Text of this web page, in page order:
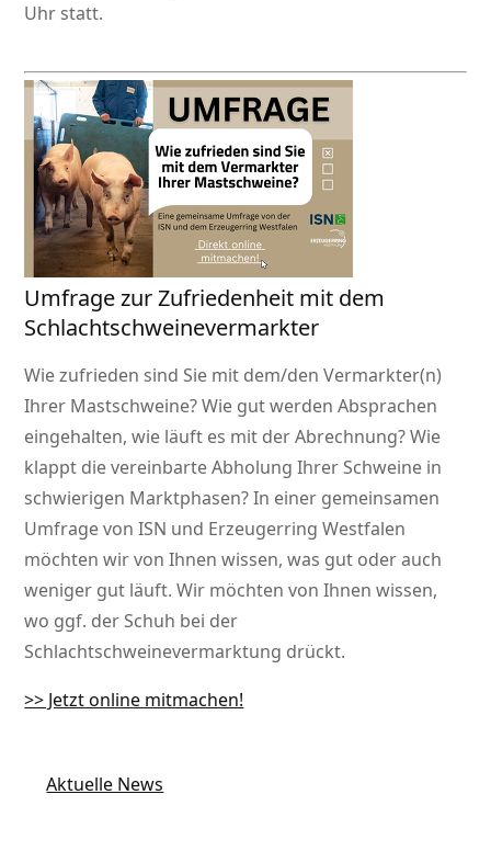
Uhr statt.
Umfrage zur Zufriedenheit mit dem
Schlachtschweinevermarkter
Wie zufrieden sind Sie mit dem/den Vermarkter(n)
Ihrer Mastschweine? Wie gut werden Absprachen
eingehalten, wie läuft es mit der Abrechnung? Wie
klappt die vereinbarte Abholung Ihrer Schweine in
schwierigen Marktphasen? In einer gemeinsamen
Umfrage von ISN und Erzeugerring Westfalen
möchten wir von Ihnen wissen, was gut oder auch
weniger gut läuft. Wir möchten von Ihnen wissen,
wo ggf. der Schuh bei der
Schlachtschweinevermarktung drückt.
>> Jetzt online mitmachen!
Aktuelle News